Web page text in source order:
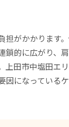
担がかかります
鎖的に広がり、
上田市中塩田エ
因になっている